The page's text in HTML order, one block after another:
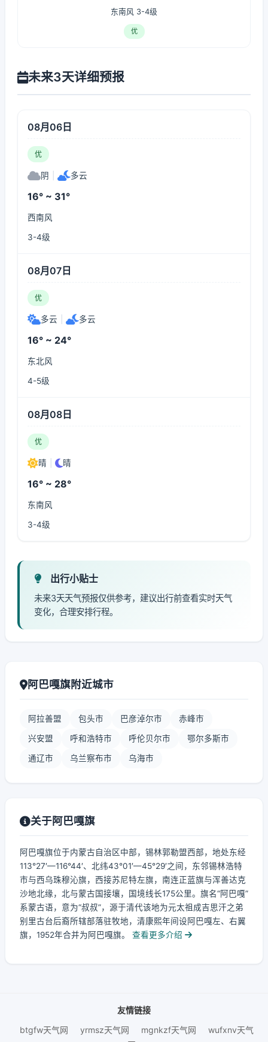
东南风 3-4级
优
未来3天详细预报
08月06日
优
阴 多云
16° ~ 31°
西南风
3-4级
08月07日
优
多云 多云
16° ~ 24°
东北风
4-5级
08月08日
优
晴 晴
16° ~ 28°
东南风
3-4级
出行小贴士
未来3天天气预报仅供参考，建议出行前查看实时天气
变化，合理安排行程。
阿巴嘎旗附近城市
阿拉善盟 包头市 巴彦淖尔市 赤峰市
兴安盟 呼和浩特市 呼伦贝尔市 鄂尔多斯市
通辽市 乌兰察布市 乌海市
关于阿巴嘎旗
阿巴嘎旗位于内蒙古自治区中部，锡林郭勒盟西部，地处东经
113°27′—116°44′、北纬43°01′—45°29′之间，东邻锡林浩特
市与西乌珠穆沁旗，西接苏尼特左旗，南连正蓝旗与浑善达克
沙地北缘，北与蒙古国接壤，国境线长175公里。旗名“阿巴嘎”
系蒙古语，意为“叔叔”，源于清代该地为元太祖成吉思汗之弟
别里古台后裔所辖部落驻牧地，清康熙年间设阿巴嘎左、右翼
旗，1952年合并为阿巴嘎旗。
查看更多介绍
友情链接
btgfw天气网
yrmsz天气网 mgnkzf天气网
wufxnv天气